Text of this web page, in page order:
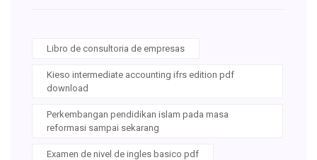
Libro de consultoria de empresas
Kieso intermediate accounting ifrs edition pdf
download
Perkembangan pendidikan islam pada masa
reformasi sampai sekarang
Examen de nivel de ingles basico pdf